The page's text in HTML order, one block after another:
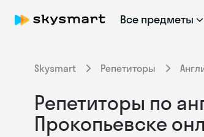
Все предметы
Skysmart Репетиторы
Репетиторы по
Прокопьевске